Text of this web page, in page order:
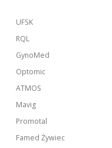
UFSK
RQL
GynoMed
Optomic
ATMOS
Mavig
Promotal
Famed Żywiec